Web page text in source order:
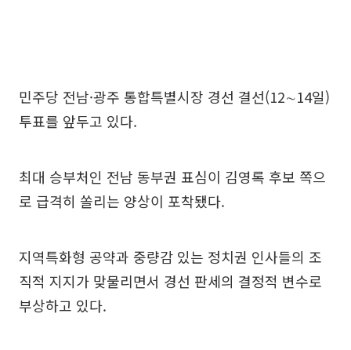
민주당 전남·광주 통합특별시장 경선 결선(12∼14일)
투표를 앞두고 있다.
최대 승부처인 전남 동부권 표심이 김영록 후보 쪽으
로 급격히 쏠리는 양상이 포착됐다.
지역특화형 공약과 중량감 있는 정치권 인사들의 조
직적 지지가 맞물리면서 경선 판세의 결정적 변수로
부상하고 있다.